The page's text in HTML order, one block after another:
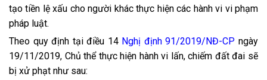
tạo tiền lệ xấu cho người khác thực hiện các hành vi vi phạm
pháp luật.
Theo quy định tại điều 14 Nghị định 91/2019/NĐ-CP ngày
19/11/2019, Chủ thể thực hiện hành vi lấn, chiếm đất đai sẽ
bị xử phạt như sau: